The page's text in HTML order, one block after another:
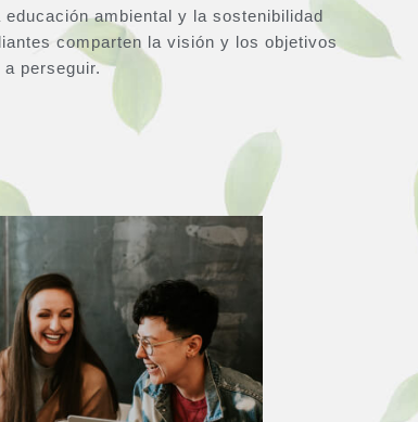
ambiental y la sostenibilidad
comparten la visión y los objetivos
a perseguir.